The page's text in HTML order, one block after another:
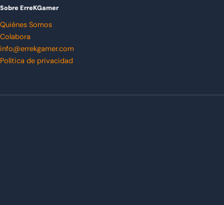
Sobre ErreKGamer
Quiénes Somos
Colabora
info@errekgamer.com
Política de privacidad